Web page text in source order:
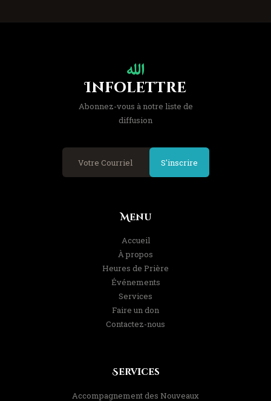
Infolettre
Abonnez-vous à notre liste de
diffusion
S'inscrire
Menu
Accueil
À propos
Heures de Prière
Événements
Services
Faire un don
Contactez-nous
Services
Accompagnement des Nouveaux